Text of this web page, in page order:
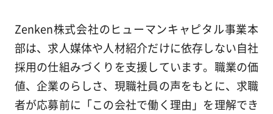
Zenken株式会社のヒューマンキャピタル事業本
部は、求人媒体や人材紹介だけに依存しない自社
採用の仕組みづくりを支援しています。職業の価
値、企業のらしさ、現職社員の声をもとに、求職
者が応募前に「この会社で働く理由」を理解でき